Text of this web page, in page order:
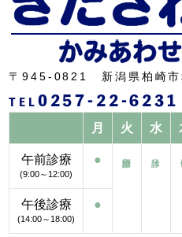
〒945-0821 新潟県柏崎市
TEL 0257-22-6231
月 火 水
午前診療
(9:00～12:00)
●
午後診療
(14:00～18:00)
●